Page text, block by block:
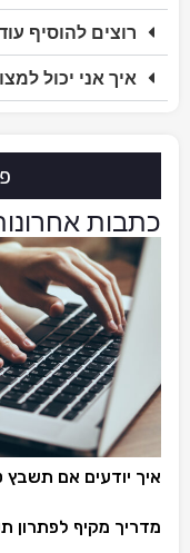
רוצים להוסיף
איך אני יכול
כתבות
איך יודעים אם תשבץ
מדריך מקיף לפתרון